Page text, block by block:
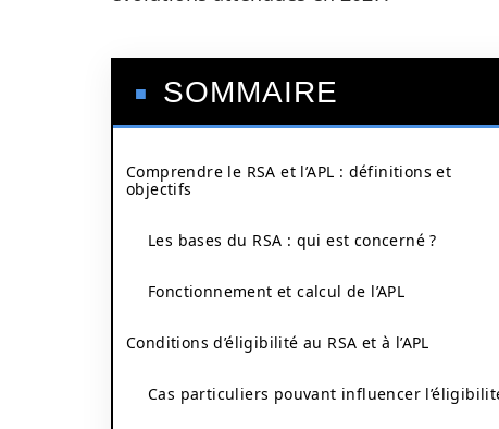
SOMMAIRE
Comprendre le RSA et l’APL : définitions et
objectifs
Les bases du RSA : qui est concerné ?
Fonctionnement et calcul de l’APL
Conditions d’éligibilité au RSA et à l’APL
Cas particuliers pouvant influencer